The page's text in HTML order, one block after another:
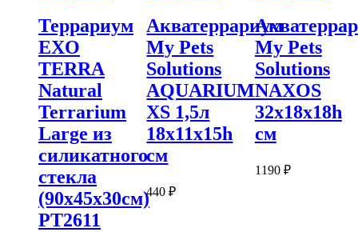
Террариум
EXO
TERRA
Natural
Terrarium
Large из
силикатного
стекла
(90х45х30см)
PT2611
Акватеррариум
My Pets
Solutions
AQUARIUM
XS 1,5л
18x11x15h
см
440₽
My Pets
Solutions
NAXOS
32x18x18h
см
1190 ₽